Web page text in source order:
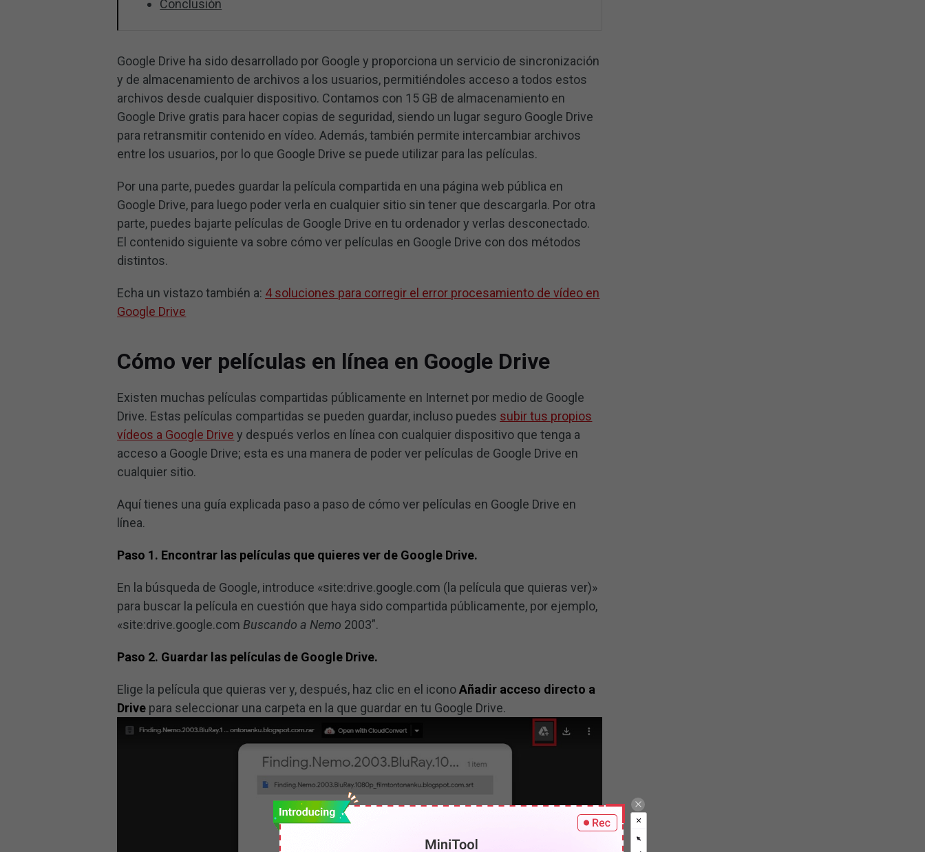
Conclusión
Google Drive ha sido desarrollado por Google y proporciona un servicio de sincronización
y de almacenamiento de archivos a los usuarios, permitiéndoles acceso a todos estos
archivos desde cualquier dispositivo. Contamos con 15 GB de almacenamiento en
Google Drive gratis para hacer copias de seguridad, siendo un lugar seguro Google Drive
para retransmitir contenido en vídeo. Además, también permite intercambiar archivos
entre los usuarios, por lo que Google Drive se puede utilizar para las películas.
Por una parte, puedes guardar la película compartida en una página web pública en
Google Drive, para luego poder verla en cualquier sitio sin tener que descargarla. Por otra
parte, puedes bajarte películas de Google Drive en tu ordenador y verlas desconectado.
El contenido siguiente va sobre cómo ver películas en Google Drive con dos métodos
distintos.
Echa un vistazo también a: 4 soluciones para corregir el error procesamiento de vídeo en
Google Drive
Cómo ver películas en línea en Google Drive
Existen muchas películas compartidas públicamente en Internet por medio de Google
Drive. Estas películas compartidas se pueden guardar, incluso puedes subir tus propios
vídeos a Google Drive y después verlos en línea con cualquier dispositivo que tenga a
acceso a Google Drive; esta es una manera de poder ver películas de Google Drive en
cualquier sitio.
Aquí tienes una guía explicada paso a paso de cómo ver películas en Google Drive en
línea.
Paso 1. Encontrar las películas que quieres ver de Google Drive.
En la búsqueda de Google, introduce «site:drive.google.com (la película que quieras ver)»
para buscar la película en cuestión que haya sido compartida públicamente, por ejemplo,
«site:drive.google.com Buscando a Nemo 2003”.
Paso 2. Guardar las películas de Google Drive.
Elige la película que quieras ver y, después, haz clic en el iconoAñadir acceso directo a
Drive para seleccionar una carpeta en la que guardar en tu Google Drive.